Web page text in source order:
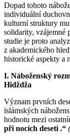
Dopad tohoto
individuální
kulturní struktury
solidarity, vzájemné
studie je proto
z akademického
historické aspekty a
I. Náboženský
Hidždža
Význam prvních
islámských
hodnotu mezi
při nocích deseti .“